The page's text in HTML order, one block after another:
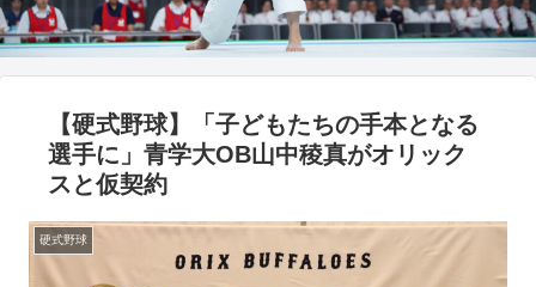
【硬式野球】「子どもたちの手本となる
選手に」青学大OB山中稜真がオリック
スと仮契約
硬式野球